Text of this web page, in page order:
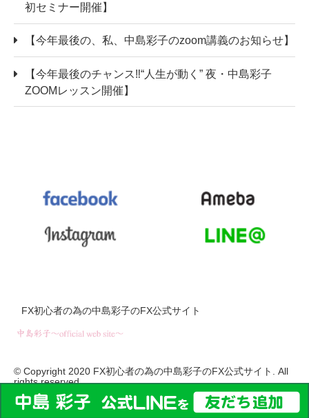
初セミナー開催】
【今年最後の、私、中島彩子のzoom講義のお知らせ】
【今年最後のチャンス‼“人生が動く” 夜・中島彩子
ZOOMレッスン開催】
FX初心者の為の中島彩子のFX公式サイト
© Copyright 2020 FX初心者の為の中島彩子のFX公式サイト. All
rights reserved.